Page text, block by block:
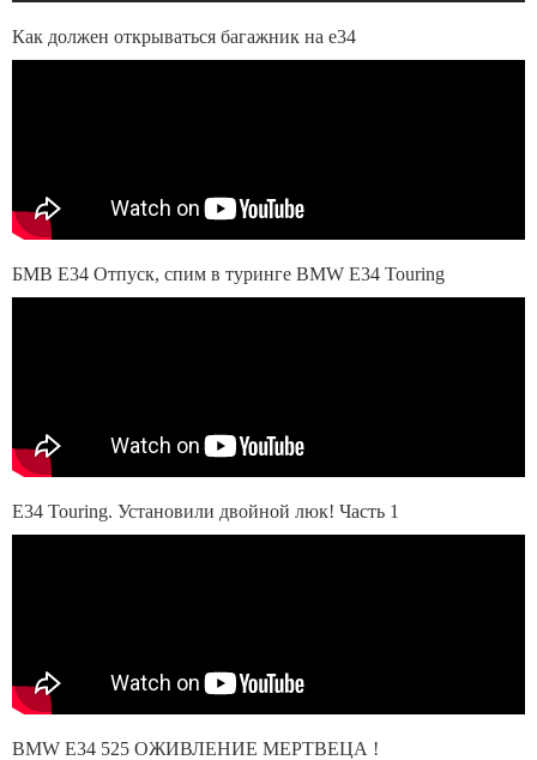
Как должен открываться багажник на е34
БМВ Е34 Отпуск, спим в туринге BMW E34 Touring
Е34 Touring. Установили двойной люк! Часть 1
BMW E34 525 ОЖИВЛЕНИЕ МЕРТВЕЦА !